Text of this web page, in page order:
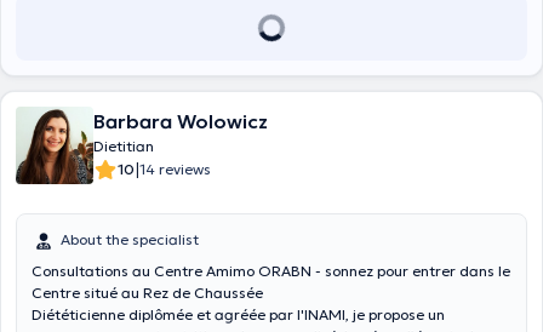
Barbara Wolowicz
Dietitian
10|14 reviews
About the specialist
Consultations au Centre Amimo ORABN - sonnez pour entrer dans le
Centre situé au Rez de Chaussée
Diététicienne diplômée et agréée par l'INAMI, je propose un